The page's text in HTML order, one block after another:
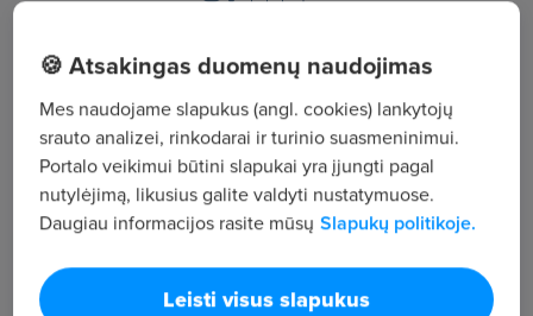
Žiūrėti visus skelbimus
Įmonės aprašymas
9
Darbuotojų sk.
🍪 Atsakingas duomenų naudojimas
Mes naudojame slapukus (angl. cookies) lankytojų
srauto analizei, rinkodarai ir turinio suasmeninimui.
Portalo veikimui būtini slapukai yra įjungti pagal
nutylėjimą, likusius galite valdyti nustatymuose.
Daugiau informacijos rasite mūsų Slapukų politikoje.
Leisti visus slapukus